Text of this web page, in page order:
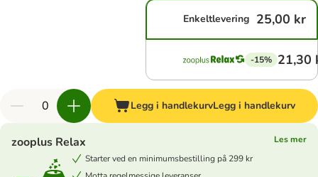
Enkeltlevering 25,00 kr
-15% 21,30
Legg i handlekurvLegg i handlekurv
zooplus Relax
Les mer
Starter ved en minimumsbestilling på 299 kr